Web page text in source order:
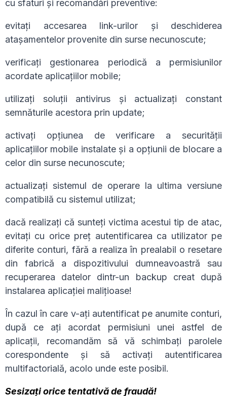
cu sfaturi și recomandări preventive:
evitați accesarea link-urilor și deschiderea
atașamentelor provenite din surse necunoscute;
verificați gestionarea periodică a permisiunilor
acordate aplicațiilor mobile;
utilizați soluții antivirus și actualizați constant
semnăturile acestora prin update;
activați opțiunea de verificare a securității
aplicațiilor mobile instalate și a opțiunii de blocare a
celor din surse necunoscute;
actualizați sistemul de operare la ultima versiune
compatibilă cu sistemul utilizat;
dacă realizați că sunteți victima acestui tip de atac,
evitați cu orice preț autentificarea ca utilizator pe
diferite conturi, fără a realiza în prealabil o resetare
din fabrică a dispozitivului dumneavoastră sau
recuperarea datelor dintr-un backup creat după
instalarea aplicației malițioase!
În cazul în care v-ați autentificat pe anumite conturi,
după ce ați acordat permisiuni unei astfel de
aplicații, recomandăm să vă schimbați parolele
corespondente și să activați autentificarea
multifactorială, acolo unde este posibil.
Sesizați orice tentativă de fraudă!